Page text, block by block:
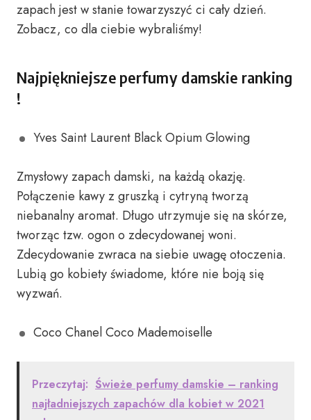
zapach jest w stanie towarzyszyć ci cały dzień.
Zobacz, co dla ciebie wybraliśmy!
Najpiękniejsze perfumy damskie ranking
!
Yves Saint Laurent Black Opium Glowing
Zmysłowy zapach damski, na każdą okazję.
Połączenie kawy z gruszką i cytryną tworzą
niebanalny aromat. Długo utrzymuje się na skórze,
tworząc tzw. ogon o zdecydowanej woni.
Zdecydowanie zwraca na siebie uwagę otoczenia.
Lubią go kobiety świadome, które nie boją się
wyzwań.
Coco Chanel Coco Mademoiselle
Przeczytaj: Świeże perfumy damskie – ranking
najładniejszych zapachów dla kobiet w 2021